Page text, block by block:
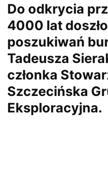
Do odkrycia
4000 lat
poszukiwań
Tadeusza
członka
Szczecińska
Eksploracyjna.